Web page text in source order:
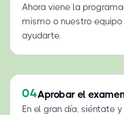
Ahora viene la
mismo o nuestro
ayudarte.
04Aprobar el
En el gran día, siéntate